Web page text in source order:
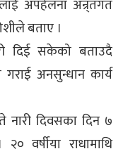
अपहेलना अन्र्तगत
बताए ।
दिई सकेको बताउदै
अनसुन्धान कार्य
दिवसका दिन ७
वर्षीया राधामाथि